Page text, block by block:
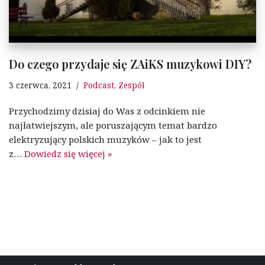
Do czego przydaje się ZAiKS muzykowi DIY?
3 czerwca, 2021 Podcast, Zespół
Przychodzimy dzisiaj do Was z odcinkiem nie
najłatwiejszym, ale poruszającym temat bardzo
elektryzujący polskich muzyków – jak to jest
z… Dowiedz się więcej »